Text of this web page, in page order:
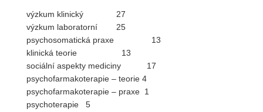
výzkum klinický 27
výzkum laboratorní 25
psychosomatická praxe 13
klinická teorie 13
sociální aspekty mediciny 17
psychofarmakoterapie – teorie 4
psychofarmakoterapie – praxe 1
psychoterapie 5